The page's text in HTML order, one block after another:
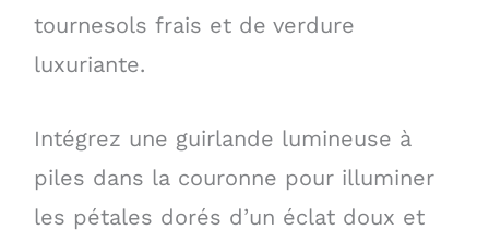
tournesols frais et de verdure
luxuriante.
Intégrez une guirlande lumineuse à
piles dans la couronne pour illuminer
les pétales dorés d’un éclat doux et